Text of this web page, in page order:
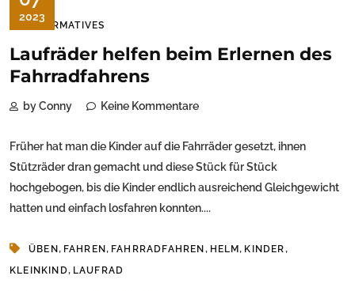
2023
INFORMATIVES
Laufräder helfen beim Erlernen des
Fahrradfahrens
by Conny Keine Kommentare
Früher hat man die Kinder auf die Fahrräder gesetzt, ihnen
Stützräder dran gemacht und diese Stück für Stück
hochgebogen, bis die Kinder endlich ausreichend Gleichgewicht
hatten und einfach losfahren konnten....
ÜBEN, FAHREN, FAHRRADFAHREN, HELM, KINDER,
KLEINKIND, LAUFRAD